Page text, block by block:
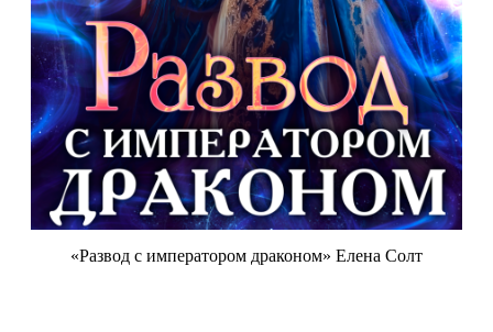
«Развод с императором драконом» Елена Солт